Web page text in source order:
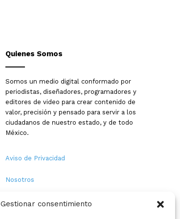
Gestionar consentimiento
Quienes Somos
Somos un medio digital conformado por
periodistas, diseñadores, programadores y
editores de video para crear contenido de
valor, precisión y pensado para servir a los
ciudadanos de nuestro estado, y de todo
México.
Aviso de Privacidad
Nosotros
Términos y Condiciones